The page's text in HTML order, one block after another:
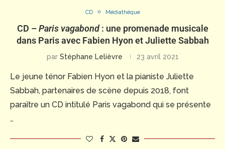
CD Médiathèque
CD –Paris vagabond: une promenade musicale
dans Paris avec Fabien Hyon et Juliette Sabbah
par Stéphane Lelièvre 23 avril 2021
Le jeune ténor Fabien Hyon et la pianiste Juliette
Sabbah, partenaires de scène depuis 2018, font
paraître un CD intitulé Paris vagabond qui se présente
…